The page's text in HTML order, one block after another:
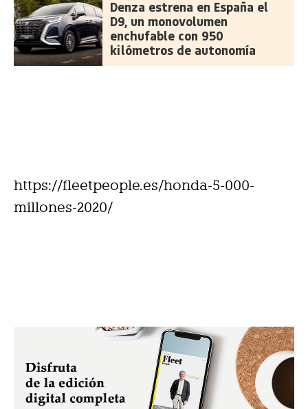
Denza estrena en España el
D9, un monovolumen
enchufable con 950
kilómetros de autonomía
https://fleetpeople.es/honda-5-000-
millones-2020/